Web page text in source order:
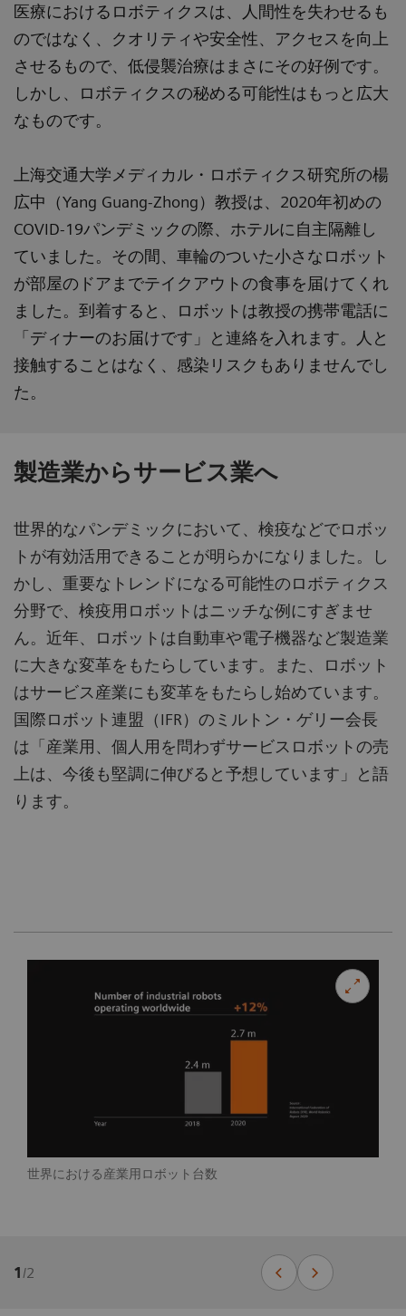
医療におけるロボティクスは、人間性を失わせるも
のではなく、クオリティや安全性、アクセスを向上
させるもので、低侵襲治療はまさにその好例です。
しかし、ロボティクスの秘める可能性はもっと広大
なものです。
上海交通大学メディカル・ロボティクス研究所の楊
広中（Yang Guang-Zhong）教授は、2020年初めの
COVID-19パンデミックの際、ホテルに自主隔離し
ていました。その間、車輪のついた小さなロボット
が部屋のドアまでテイクアウトの食事を届けてくれ
ました。到着すると、ロボットは教授の携帯電話に
「ディナーのお届けです」と連絡を入れます。人と
接触することはなく、感染リスクもありませんでし
た。
製造業からサービス業へ
世界的なパンデミックにおいて、検疫などでロボッ
トが有効活用できることが明らかになりました。し
かし、重要なトレンドになる可能性のロボティクス
分野で、検疫用ロボットはニッチな例にすぎませ
ん。近年、ロボットは自動車や電子機器など製造業
に大きな変革をもたらしています。また、ロボット
はサービス産業にも変革をもたらし始めています。
国際ロボット連盟（IFR）のミルトン・ゲリー会長
は「産業用、個人用を問わずサービスロボットの売
上は、今後も堅調に伸びると予想しています」と語
ります。
世界における産業用ロボット台数
1/2